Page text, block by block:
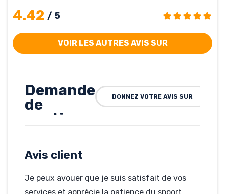
4.42 / 5
VOIR LES AUTRES AVIS SUR
Demande
de
soutien
Hébergé par
DONNEZ VOTRE AVIS SUR
Avis client
Je peux avouer que je suis satisfait de vos